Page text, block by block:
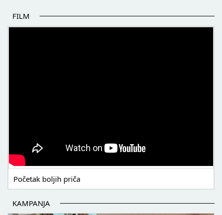
FILM
Početak boljih priča
KAMPANJA